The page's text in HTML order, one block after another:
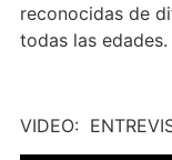
reconocidas de
todas las edades.
VIDEO: